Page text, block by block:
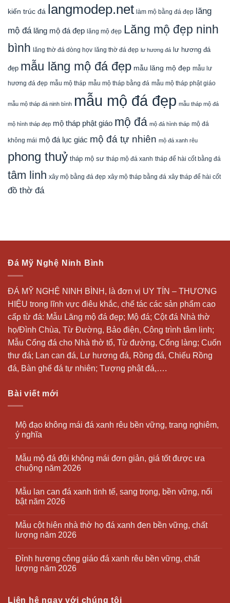
kiến trúc đá langmodep.net làm mộ bằng đá đẹp lăng
mộ đá lăng mộ đá đẹp lăng mộ đẹp Lăng mộ đẹp ninh
bình lăng thờ đá dòng họv lăng thờ đá đẹp lư hương đá lư hương đá
đẹp mẫu lăng mộ đá đẹp mẫu lăng mộ đẹp mẫu lư
hương đá đẹp mẫu mộ tháp mẫu mộ tháp bằng đá mẫu mộ tháp phật giáo
mẫu mộ tháp đá ninh bình mẫu mộ đá đẹp mẫu tháp mộ đá
mộ hình tháp đẹp mộ tháp phật giáo mộ đá mộ đá hình tháp mộ đá
không mái mộ đá lục giác mộ đá tự nhiên mộ đá xanh rêu
phong thuỷ tháp mộ sư tháp mộ đá xanh tháp để hài cốt bằng đá
tâm linh xây mộ bằng đá đẹp xây mộ tháp bằng đá xây tháp để hài cốt
đồ thờ đá
Đá Mỹ Nghệ Ninh Bình
ĐÁ MỸ NGHỆ NINH BÌNH, là đơn vị UY TÍN – THƯƠNG
HIỆU trong lĩnh vực điêu khắc, chế tác các sản phẩm cao
cấp từ đá: Mẫu Lăng mộ đá đẹp; Mộ đá; Cột đá Nhà thờ
họ/Đình Chùa, Từ Đường, Bảo điện, Công trình tâm linh;
Mẫu Cổng đá cho Nhà thờ tổ, Từ đường, Cổng làng; Cuốn
thư đá; Lan can đá, Lư hương đá, Rồng đá, Chiếu Rồng
đá, Bàn ghế đá tự nhiên; Tượng phật đá,….
Bài viết mới
Mộ đạo không mái đá xanh rêu bền vững, trang nghiêm,
ý nghĩa
Mẫu mộ đá đôi không mái đơn giản, giá tốt được ưa
chuộng năm 2026
Mẫu lan can đá xanh tinh tế, sang trọng, bền vững, nổi
bật năm 2026
Mẫu cột hiên nhà thờ họ đá xanh đen bền vững, chất
lượng năm 2026
Đỉnh hương công giáo đá xanh rêu bền vững, chất
lượng năm 2026
Liên hệ ngay với chúng tôi